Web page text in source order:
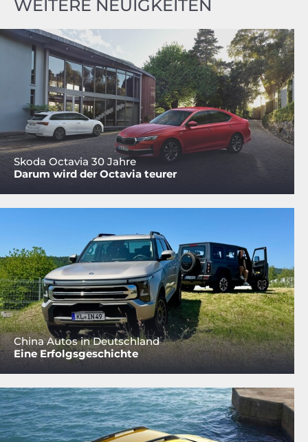
WEITERE NEUIGKEITEN
Skoda Octavia 30 Jahre
Darum wird der Octavia teurer
China Autos in Deutschland
Eine Erfolgsgeschichte